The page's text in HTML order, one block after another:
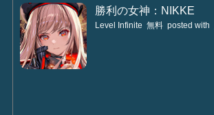
勝利の女神：NIKKE
Level Infinite 無料 posted with